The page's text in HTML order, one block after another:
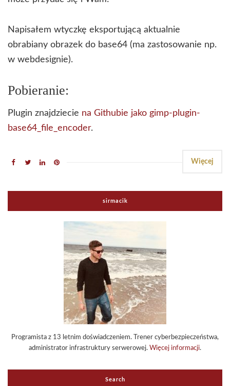
Napisałem wtyczkę eksportującą aktualnie
obrabiany obrazek do base64 (ma zastosowanie np.
w webdesignie).
Pobieranie:
Plugin znajdziecie na Githubie jako gimp-plugin-
base64_file_encoder.
Więcej
sirmacik
Programista z 13 letnim doświadczeniem. Trener cyberbezpieczeństwa,
administrator infrastruktury serwerowej. Więcej informacji.
Search